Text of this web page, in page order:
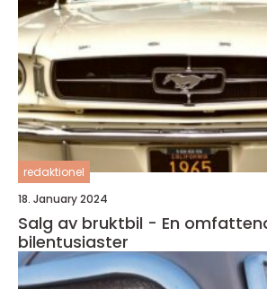
redaktionel
18. January 2024
Salg av bruktbil - En
bilentusiaster